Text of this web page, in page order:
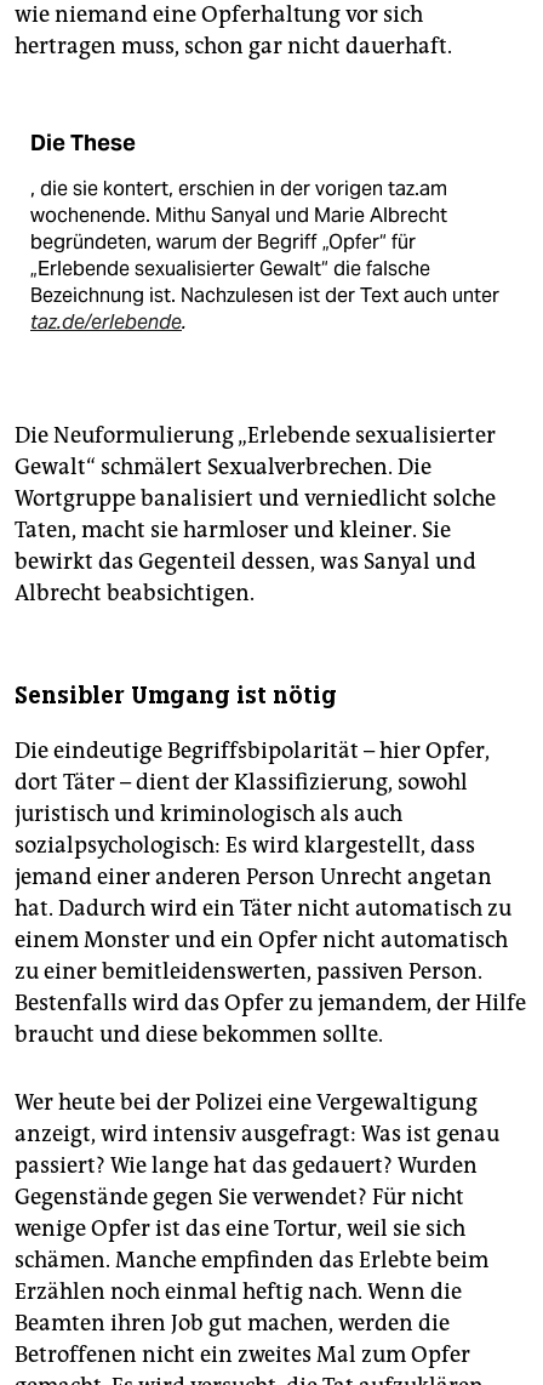
wie niemand eine Opferhaltung vor sich
hertragen muss, schon gar nicht dauerhaft.
Die These
, die sie kontert, erschien in der vorigen taz.am
wochenende. Mithu Sanyal und Marie Albrecht
begründeten, warum der Begriff „Opfer“ für
„Erlebende sexualisierter Gewalt“ die falsche
Bezeichnung ist. Nachzulesen ist der Text auch unter
taz.de/erlebende.
Die Neuformulierung „Erlebende sexualisierter
Gewalt“ schmälert Sexualverbrechen. Die
Wortgruppe banalisiert und verniedlicht solche
Taten, macht sie harmloser und kleiner. Sie
bewirkt das Gegenteil dessen, was Sanyal und
Albrecht beabsichtigen.
Sensibler Umgang ist nötig
Die eindeutige Begriffsbipolarität – hier Opfer,
dort Täter – dient der Klassifizierung, sowohl
juristisch und kriminologisch als auch
sozialpsychologisch: Es wird klargestellt, dass
jemand einer anderen Person Unrecht angetan
hat. Dadurch wird ein Täter nicht automatisch zu
einem Monster und ein Opfer nicht automatisch
zu einer bemitleidenswerten, passiven Person.
Bestenfalls wird das Opfer zu jemandem, der Hilfe
braucht und diese bekommen sollte.
Wer heute bei der Polizei eine Vergewaltigung
anzeigt, wird intensiv ausgefragt: Was ist genau
passiert? Wie lange hat das gedauert? Wurden
Gegenstände gegen Sie verwendet? Für nicht
wenige Opfer ist das eine Tortur, weil sie sich
schämen. Manche empfinden das Erlebte beim
Erzählen noch einmal heftig nach. Wenn die
Beamten ihren Job gut machen, werden die
Betroffenen nicht ein zweites Mal zum Opfer